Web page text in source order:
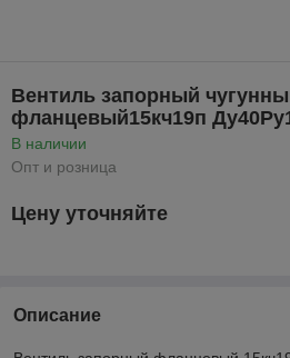
Вентиль запорный
фланцевый15кч19п
В наличии
Опт и розница
Цену уточняйте
Описание